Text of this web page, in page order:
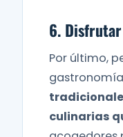
6.
Por último,
culinarias